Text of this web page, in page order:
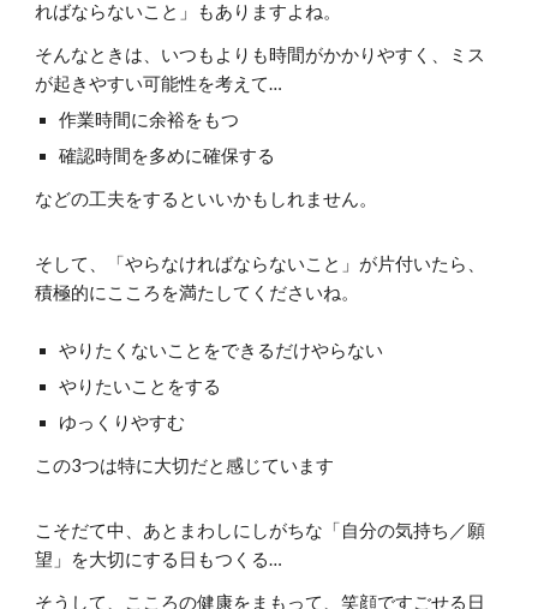
ればならないこと」もありますよね。
そんなときは、いつもよりも時間がかかりやすく、ミス
が起きやすい可能性を考えて…
作業時間に余裕をもつ
確認時間を多めに確保する
などの工夫をするといいかもしれません。
そして、「やらなければならないこと」が片付いたら、
積極的にこころを満たしてくださいね。
やりたくないことをできるだけやらない
やりたいことをする
ゆっくりやすむ
この3つは特に大切だと感じています
こそだて中、あとまわしにしがちな「自分の気持ち／願
望」を大切にする日もつくる…
そうして、こころの健康をまもって、笑顔ですごせる日